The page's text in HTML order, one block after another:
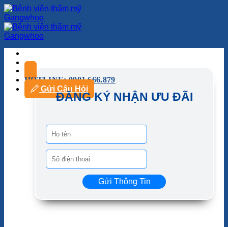
HOTLINE: 0901.666.879
Gửi Câu Hỏi
ĐĂNG KÝ NHẬN ƯU ĐÃI
Gửi Thông Tin